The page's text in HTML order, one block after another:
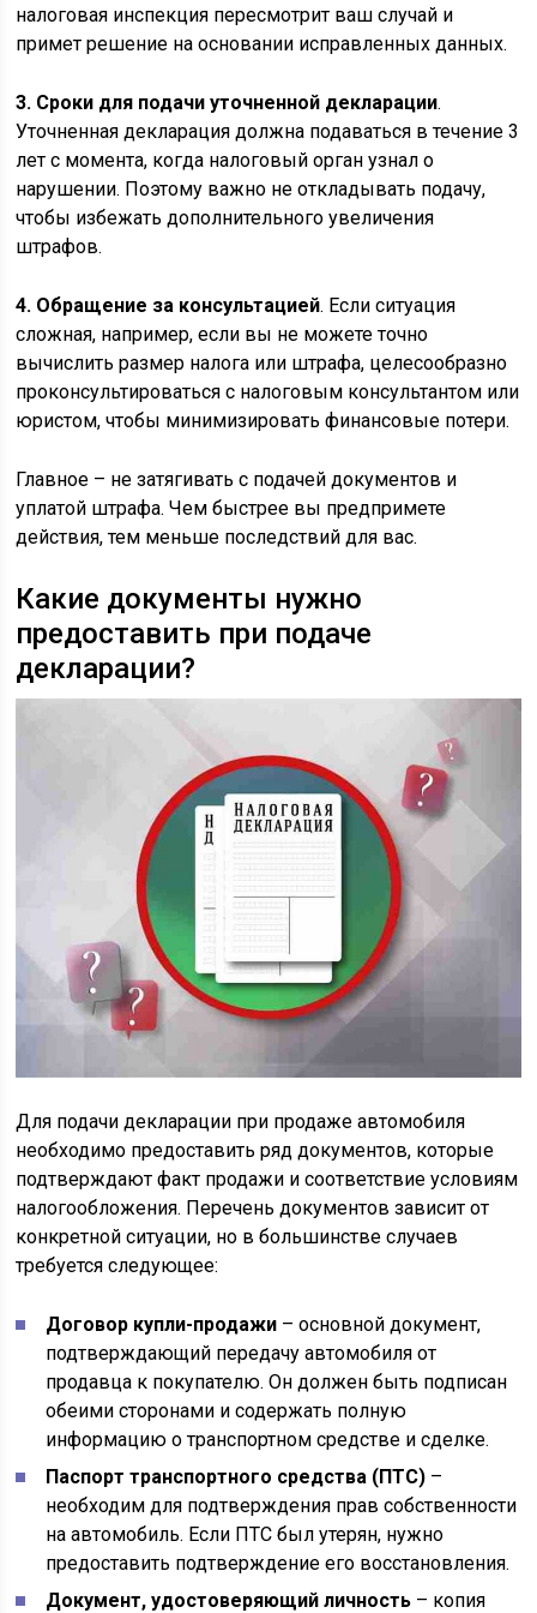
налоговая инспекция пересмотрит ваш случай и
примет решение на основании исправленных данных.
3. Сроки для подачи уточненной декларации.
Уточненная декларация должна подаваться в течение 3
лет с момента, когда налоговый орган узнал о
нарушении. Поэтому важно не откладывать подачу,
чтобы избежать дополнительного увеличения
штрафов.
4. Обращение за консультацией. Если ситуация
сложная, например, если вы не можете точно
вычислить размер налога или штрафа, целесообразно
проконсультироваться с налоговым консультантом или
юристом, чтобы минимизировать финансовые потери.
Главное – не затягивать с подачей документов и
уплатой штрафа. Чем быстрее вы предпримете
действия, тем меньше последствий для вас.
Какие документы нужно
предоставить при подаче
декларации?
Для подачи декларации при продаже автомобиля
необходимо предоставить ряд документов, которые
подтверждают факт продажи и соответствие условиям
налогообложения. Перечень документов зависит от
конкретной ситуации, но в большинстве случаев
требуется следующее:
Договор купли-продажи – основной документ,
подтверждающий передачу автомобиля от
продавца к покупателю. Он должен быть подписан
обеими сторонами и содержать полную
информацию о транспортном средстве и сделке.
Паспорт транспортного средства (ПТС) –
необходим для подтверждения прав собственности
на автомобиль. Если ПТС был утерян, нужно
предоставить подтверждение его восстановления.
Документ, удостоверяющий личность – копия